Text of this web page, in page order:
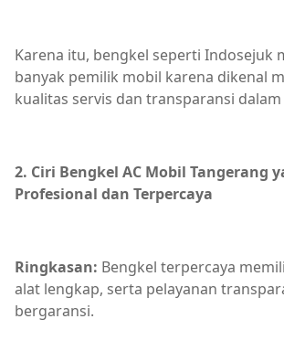
Karena itu, bengkel seperti Indosejuk
banyak pemilik mobil karena dikenal
kualitas servis dan transparansi
2. Ciri Bengkel AC Mobil Tangerang
Profesional dan Terpercaya
Ringkasan: Bengkel terpercaya
alat lengkap, serta pelayanan
bergaransi.